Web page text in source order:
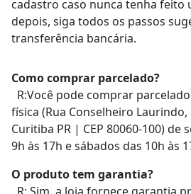
cadastro caso nunca tenha feito
depois, siga todos os passos
transferência bancária.
Como comprar parcelado?
R:Você pode comprar
física (Rua Conselheiro Laurindo,
Curitiba PR | CEP 80060-100) de
9h às 17h e sábados das 10h às
O produto tem garantia?
R: Sim, a loja fornece garantia